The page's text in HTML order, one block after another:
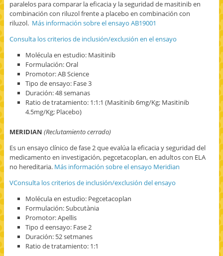
paralelos para comparar la eficacia y la seguridad de masitinib en
combinación con riluzol frente a placebo en combinación con
riluzol. Más información sobre el ensayo AB19001
Consulta los criterios de inclusión/exclusión en el ensayo
Molécula en estudio: Masitinib
Formulación: Oral
Promotor: AB Science
Tipo de ensayo: Fase 3
Duración: 48 semanas
Ratio de tratamiento: 1:1:1 (Masitinib 6mg/Kg; Masitinib
4.5mg/Kg; Placebo)
MERIDIAN (Reclutamiento cerrado)
Es un ensayo clínico de fase 2 que evalúa la eficacia y seguridad del
medicamento en investigación, pegcetacoplan, en adultos con ELA
no hereditaria. Más información sobre el ensayo Meridian
VConsulta los criterios de inclusión/exclusión del ensayo
Molécula en estudio: Pegcetacoplan
Formulación: Subcutània
Promotor: Apellis
Tipo d eensayo: Fase 2
Duración: 52 setmanes
Ratio de tratamiento: 1:1